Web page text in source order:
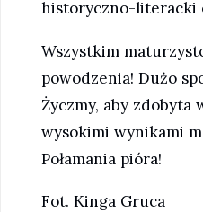
historyczno-literacki
Wszystkim
powodzenia! Dużo
Życzmy, aby zdobyta
wysokimi wynikami
Połamania pióra!
Fot. Kinga Gruca